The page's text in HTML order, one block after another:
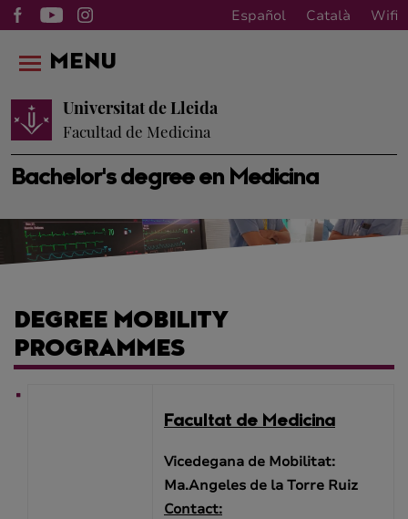
Español Català Wifi
Bachelor's degree en Medicina
Universitat de Lleida
Facultad de Medicina
MENU
DEGREE MOBILITY
PROGRAMMES
Facultat de Medicina
Vicedegana de Mobilitat:
Ma.Angeles de la Torre Ruiz
Contact: